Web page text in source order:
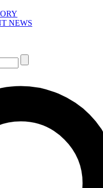
NEWS